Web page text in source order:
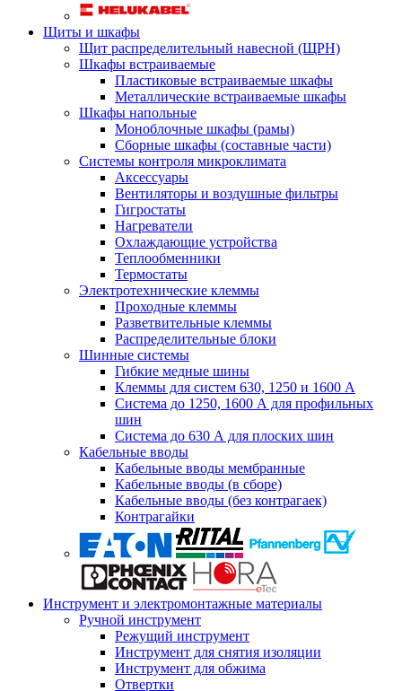
Щиты и шкафы
Щит распределительный навесной (ЩРН)
Шкафы встраиваемые
Пластиковые встраиваемые шкафы
Металлические встраиваемые шкафы
Шкафы напольные
Моноблочные шкафы (рамы)
Сборные шкафы (составные части)
Системы контроля микроклимата
Аксессуары
Вентиляторы и воздушные фильтры
Гигростаты
Нагреватели
Охлаждающие устройства
Теплообменники
Термостаты
Электротехнические клеммы
Проходные клеммы
Разветвительные клеммы
Распределительные блоки
Шинные системы
Гибкие медные шины
Клеммы для систем 630, 1250 и 1600 А
Система до 1250, 1600 А для профильных
шин
Система до 630 А для плоских шин
Кабельные вводы
Кабельные вводы мембранные
Кабельные вводы (в сборе)
Кабельные вводы (без контрагаек)
Контрагайки
Инструмент и электромонтажные материалы
Ручной инструмент
Режущий инструмент
Инструмент для снятия изоляции
Инструмент для обжима
Отвертки